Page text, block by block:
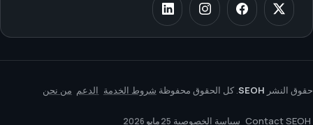
حقوق النشر SEOH. كل الحقوق محفوظة شروط الخدمة الدعم من نحن
Contact SEOH سياسة الخصوصية 25 مايو 2026